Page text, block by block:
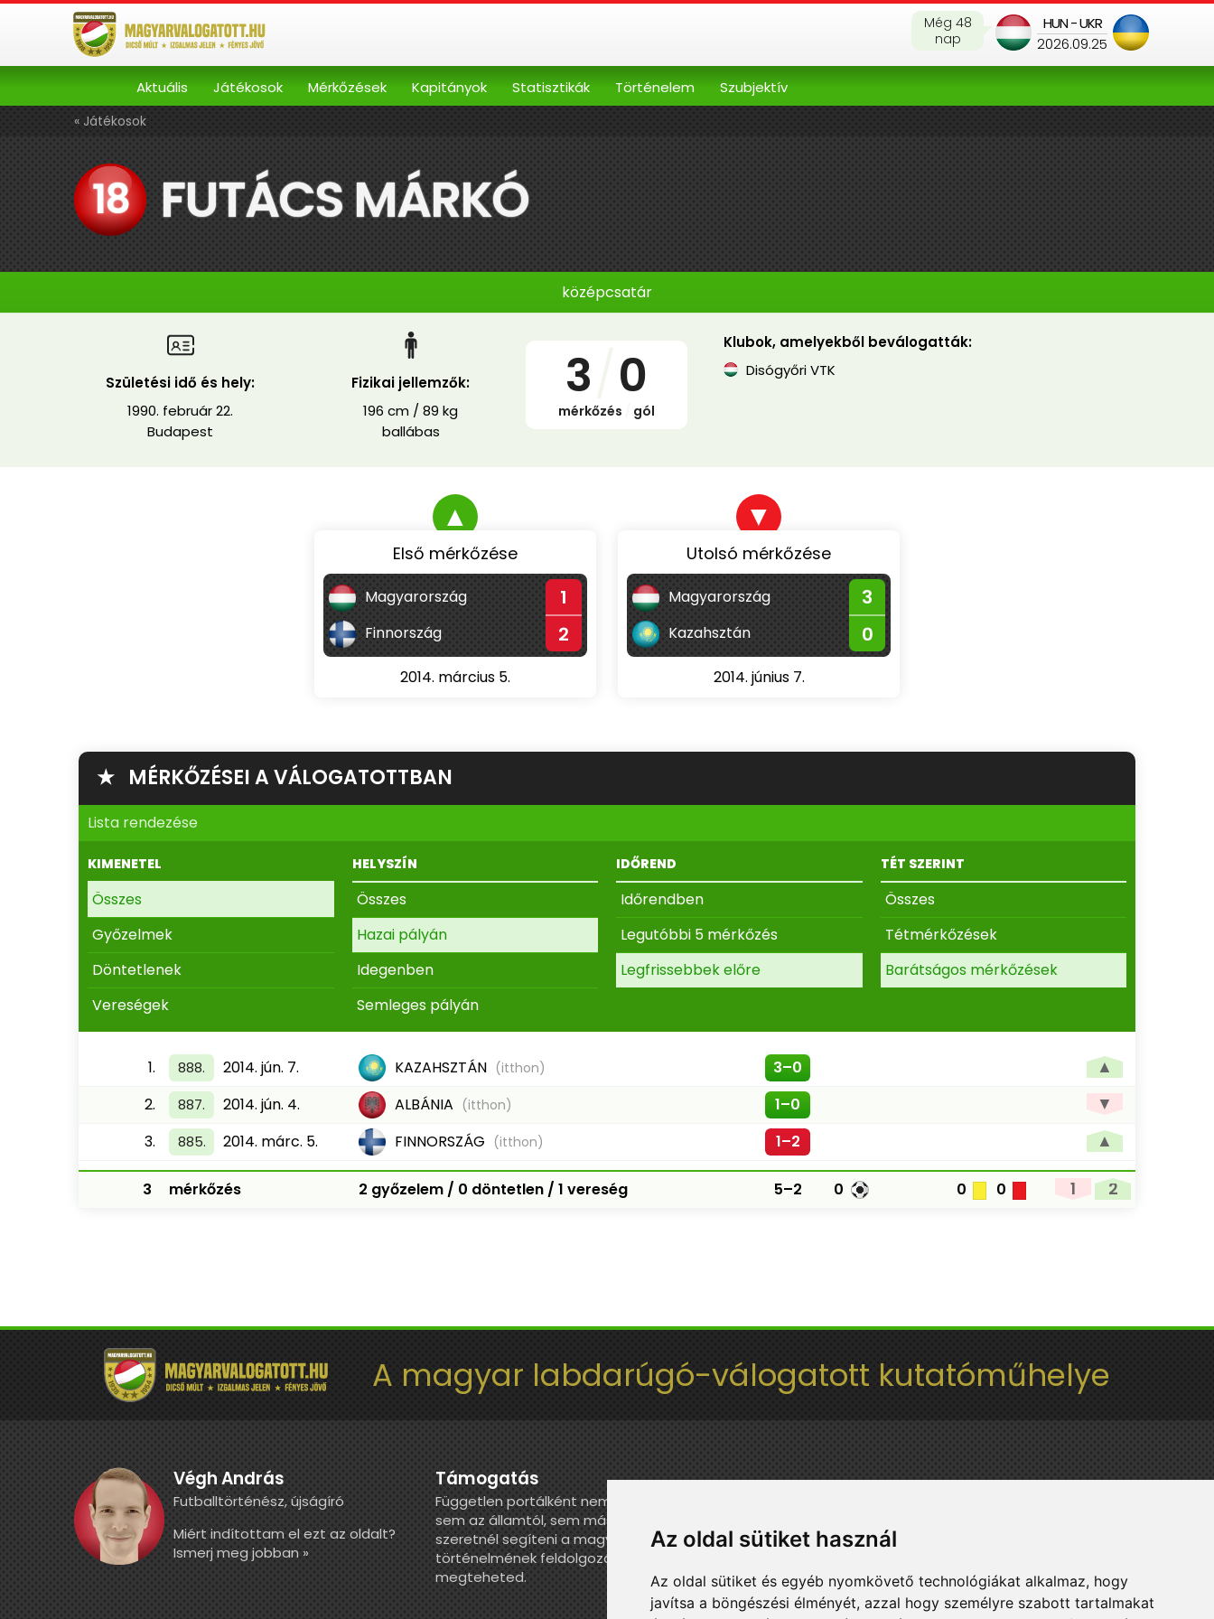
Az oldal sütiket használ
Az oldal sütiket és egyéb nyomkövető technológiákat alkalmaz, hogy
javítsa a böngészési élményét, azzal hogy személyre szabott tartalmakat
HUN - UKR
2026.09.25
Még 48
nap
Aktuális Játékosok Mérkőzések Kapitányok Statisztikák Történelem Szubjektív
« Játékosok
18 FUTÁCS MÁRKÓ
középcsatár
Születési idő és hely:
1990. február 22.
Budapest
Fizikai jellemzők:
196 cm / 89 kg
ballábas
3 0
mérkőzés gól
Klubok, amelyekből beválogatták:
Disógyőri VTK
▲
Első mérkőzése
Magyarország 1
Finnország 2
2014. március 5.
▼
Utolsó mérkőzése
Magyarország 3
Kazahsztán 0
2014. június 7.
★ MÉRKŐZÉSEI A VÁLOGATOTTBAN
Lista rendezése
KIMENETEL
Összes
Győzelmek
Döntetlenek
Vereségek
HELYSZÍN
Összes
Hazai pályán
Idegenben
Semleges pályán
IDŐREND
Időrendben
Legutóbbi 5 mérkőzés
Legfrissebbek előre
TÉT SZERINT
Összes
Tétmérkőzések
Barátságos mérkőzések
1. 888. 2014. jún. 7. KAZAHSZTÁN (itthon) 3–0 ▲
2. 887. 2014. jún. 4. ALBÁNIA (itthon) 1–0 ▼
3. 885. 2014. márc. 5. FINNORSZÁG (itthon) 1–2 ▲
3 mérkőzés 2 győzelem / 0 döntetlen / 1 vereség 5–2 0 0 0 1 2
A magyar labdarúgó-válogatott kutatóműhelye
Végh András
Futballtörténész, újságíró
Miért indítottam el ezt az oldalt?
Ismerj meg jobban »
Támogatás
Független portálként nem kapunk juttatást
sem az államtól, sem más szervezettől. Ha
szeretnél segíteni a magyar válogatott
történelmének feldolgozásában, itt
megteheted.